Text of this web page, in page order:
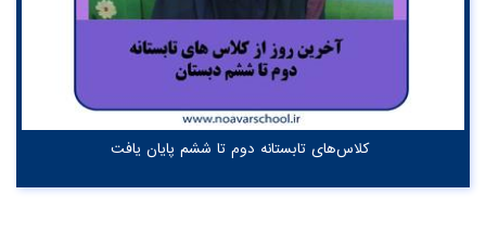
کلاس‌های تابستانه دوم تا ششم پایان یافت